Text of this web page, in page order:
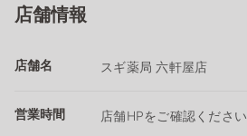
店舗情報
店舗名 スギ薬局 六軒屋店
営業時間 店舗HPをご確認ください